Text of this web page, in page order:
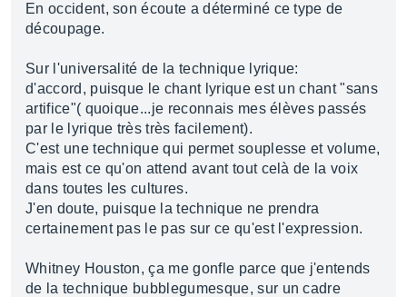
En occident, son écoute a déterminé ce type de
découpage.
Sur l'universalité de la technique lyrique:
d'accord, puisque le chant lyrique est un chant "sans
artifice"( quoique...je reconnais mes élèves passés
par le lyrique très très facilement).
C'est une technique qui permet souplesse et volume,
mais est ce qu'on attend avant tout celà de la voix
dans toutes les cultures.
J'en doute, puisque la technique ne prendra
certainement pas le pas sur ce qu'est l'expression.
Whitney Houston, ça me gonfle parce que j'entends
de la technique bubblegumesque, sur un cadre